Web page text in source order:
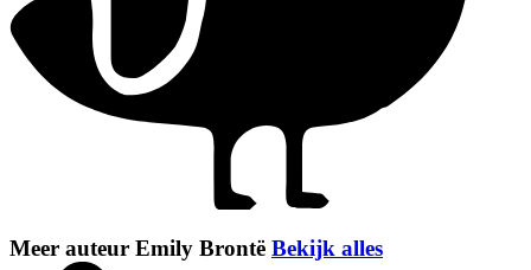
Meer auteur Emily Brontë Bekijk alles